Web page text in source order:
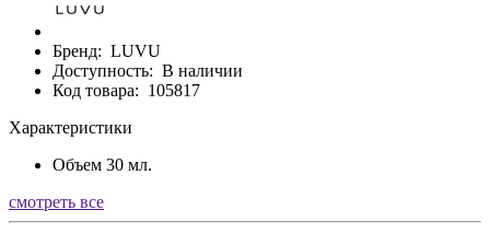
Бренд: LUVU
Доступность: В наличии
Код товара: 105817
Характеристики
Объем 30 мл.
смотреть все